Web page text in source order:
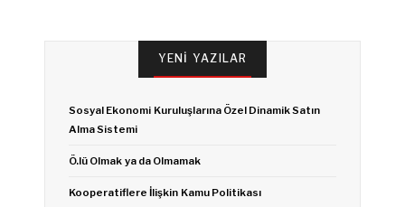
YENI YAZILAR
Sosyal Ekonomi Kuruluşlarına Özel Dinamik Satın
Alma Sistemi
Ö.lü Olmak ya da Olmamak
Kooperatiflere İlişkin Kamu Politikası